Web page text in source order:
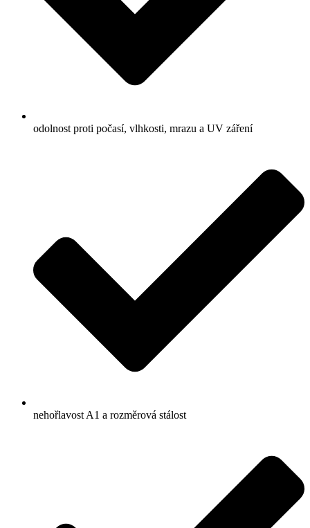
odolnost proti počasí, vlhkosti, mrazu a UV záření
nehořlavost A1 a rozměrová stálost